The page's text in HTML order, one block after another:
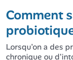
Comment
Lorsqu'on a des
chronique ou